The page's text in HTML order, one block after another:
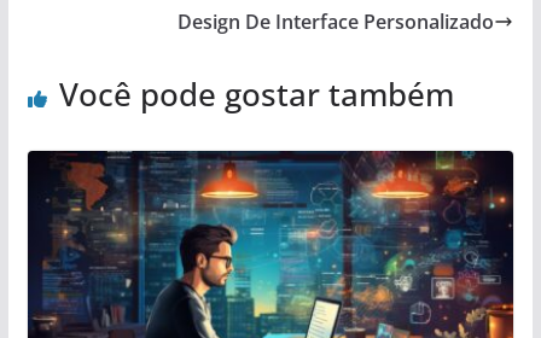
Design De Interface Personalizado
Você pode gostar também